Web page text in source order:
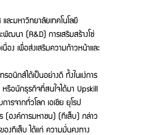
ะมหาวิทยาลัยเทคโนโลยี
ฒนา (R&D) การเสริมสร้างโซ่
ง เพื่อส่งเสริมความก้าวหน้าและ
นิกส์ได้เป็นอย่างดี ทั้งในแง่การ
รือนักธุรกิจที่สนใจได้มา Upskill
ารจากทั่วโลก เอเชีย ยุโรป
(องค์การมหาชน) (ทีเส็บ) กล่าว
งทีเส็บ ได้แก่ ความมั่นคงทาง